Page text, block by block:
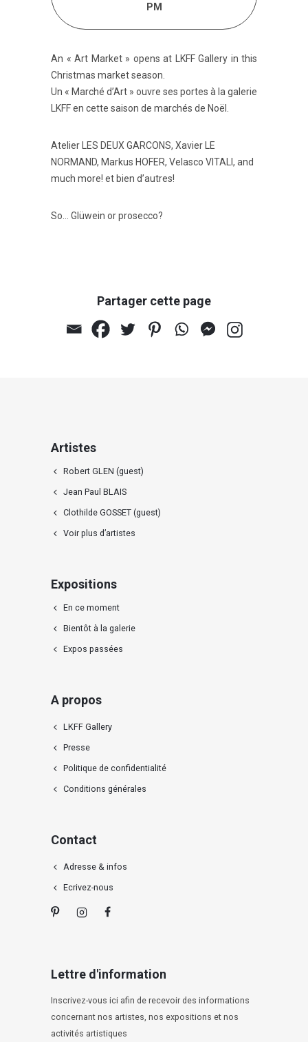
PM
An « Art Market » opens at LKFF Gallery in this
Christmas market season.
Un « Marché d’Art » ouvre ses portes à la galerie
LKFF en cette saison de marchés de Noël.
Atelier LES DEUX GARCONS, Xavier LE
NORMAND, Markus HOFER, Velasco VITALI, and
much more! et bien d’autres!
So… Glüwein or prosecco?
Partager cette page
Artistes
Robert GLEN (guest)
Jean Paul BLAIS
Clothilde GOSSET (guest)
Voir plus d’artistes
Expositions
En ce moment
Bientôt à la galerie
Expos passées
A propos
LKFF Gallery
Presse
Politique de confidentialité
Conditions générales
Contact
Adresse & infos
Ecrivez-nous
Lettre d'information
Inscrivez-vous ici afin de recevoir des informations
concernant nos artistes, nos expositions et nos
activités artistiques